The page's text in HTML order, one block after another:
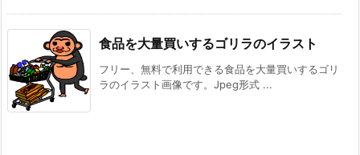
食品を大量買いするゴリラのイラスト
フリー、無料で利用できる食品を大量買いするゴリ
ラのイラスト画像です。Jpeg形式 ...